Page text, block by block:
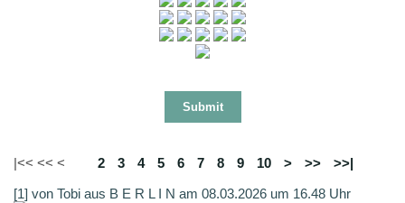
|<< << < 2 3 4 5 6 7 8 9 10 > >>
>>|
[1] von Tobi aus B E R L I N am 08.03.2026 um 16.48 Uhr